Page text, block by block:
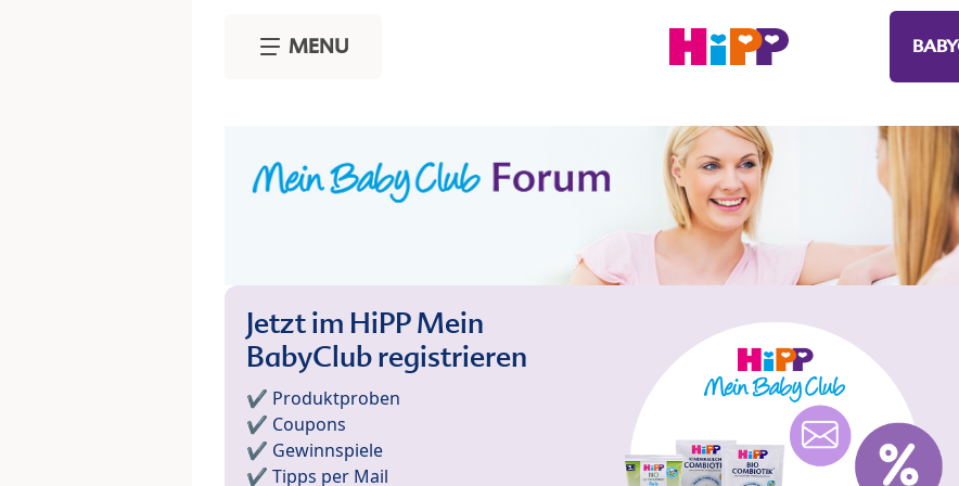
MENU
Jetzt im HiPP Mein
BabyClub registrieren
✔️ Produktproben
✔️ Coupons
✔️ Gewinnspiele
✔️ Tipps per Mail